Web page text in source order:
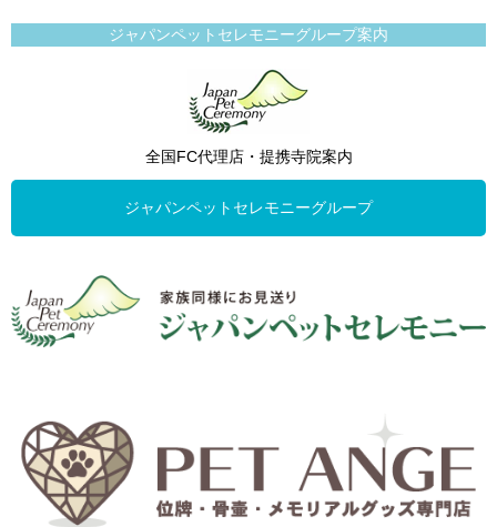
ジャパンペットセレモニーグループ案内
全国FC代理店・提携寺院案内
ジャパンペットセレモニーグループ